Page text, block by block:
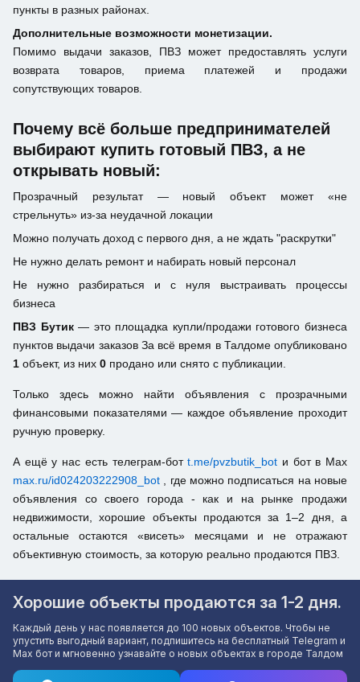
пункты в разных районах.
Дополнительные возможности монетизации.
Помимо выдачи заказов, ПВЗ может предоставлять услуги
возврата товаров, приема платежей и продажи
сопутствующих товаров.
Почему всё больше предпринимателей
выбирают купить готовый ПВЗ, а не
открывать новый:
Прозрачный результат — новый объект может «не
стрельнуть» из-за неудачной локации
Можно получать доход с первого дня, а не ждать "раскрутки"
Не нужно делать ремонт и набирать новый персонал
Не нужно разбираться и с нуля выстраивать процессы
бизнеса
ПВЗ Бутик— это площадка купли/продажи готового бизнеса
пунктов выдачи заказов За всё время в Талдоме опубликовано
1 объект, из них 0 продано или снято с публикации.
Только здесь можно найти объявления с прозрачными
финансовыми показателями — каждое объявление проходит
ручную проверку.
А ещё у нас есть телеграм-ботt.me/pvzbutik_bot и бот в Max
max.ru/id024203222908_bot
, где можно подписаться на новые
объявления со своего города - как и на рынке продажи
недвижимости, хорошие объекты продаются за 1–2 дня, а
остальные остаются «висеть» месяцами и не отражают
объективную стоимость, за которую реально продаются ПВЗ.
Хорошие объекты продаются за 1-2 дня.
Каждый день у нас появляется до 100 новых объектов. Чтобы не
упустить выгодный вариант, подпишитесь на бесплатный Telegram и
Max бот и мгновенно узнавайте о новых объектах в городе Талдом